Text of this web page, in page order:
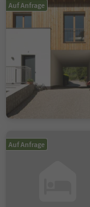
Auf Anfrage
Auf Anfrage